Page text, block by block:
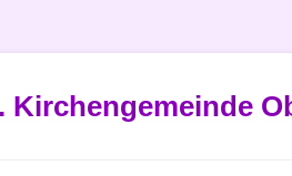
Kirchengemeinde